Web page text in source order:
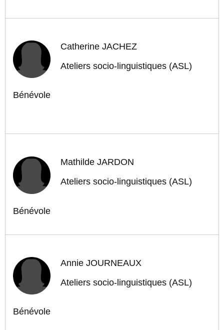
Catherine JACHEZ
Ateliers socio-linguistiques (ASL)
Bénévole
Mathilde JARDON
Ateliers socio-linguistiques (ASL)
Bénévole
Annie JOURNEAUX
Ateliers socio-linguistiques (ASL)
Bénévole